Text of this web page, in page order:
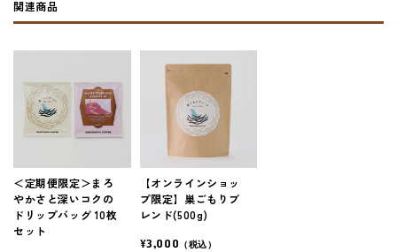
関連商品
＜定期便限定＞まろ
やかさと深いコクの
ドリップバッグ 10枚
セット
【オンラインショッ
プ限定】巣ごもりブ
レンド(500g)
¥3,000 （税込）